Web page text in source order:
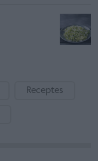
Receptes